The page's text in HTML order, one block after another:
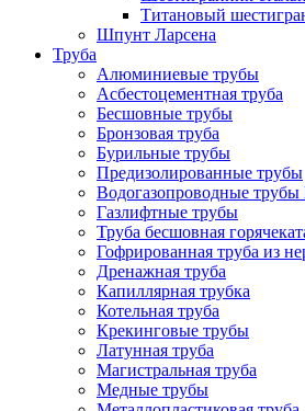
Титановый
Шпунт Ларсена
Труба
Алюминиевые трубы
Асбестоцементная труба
Бесшовные трубы
Бронзовая труба
Бурильные трубы
Предизолированные трубы
Водогазопроводные
Газлифтные трубы
Труба бесшовная
Гофрированная труба из
Дренажная труба
Капиллярная трубка
Котельная труба
Крекинговые трубы
Латунная труба
Магистральная труба
Медные трубы